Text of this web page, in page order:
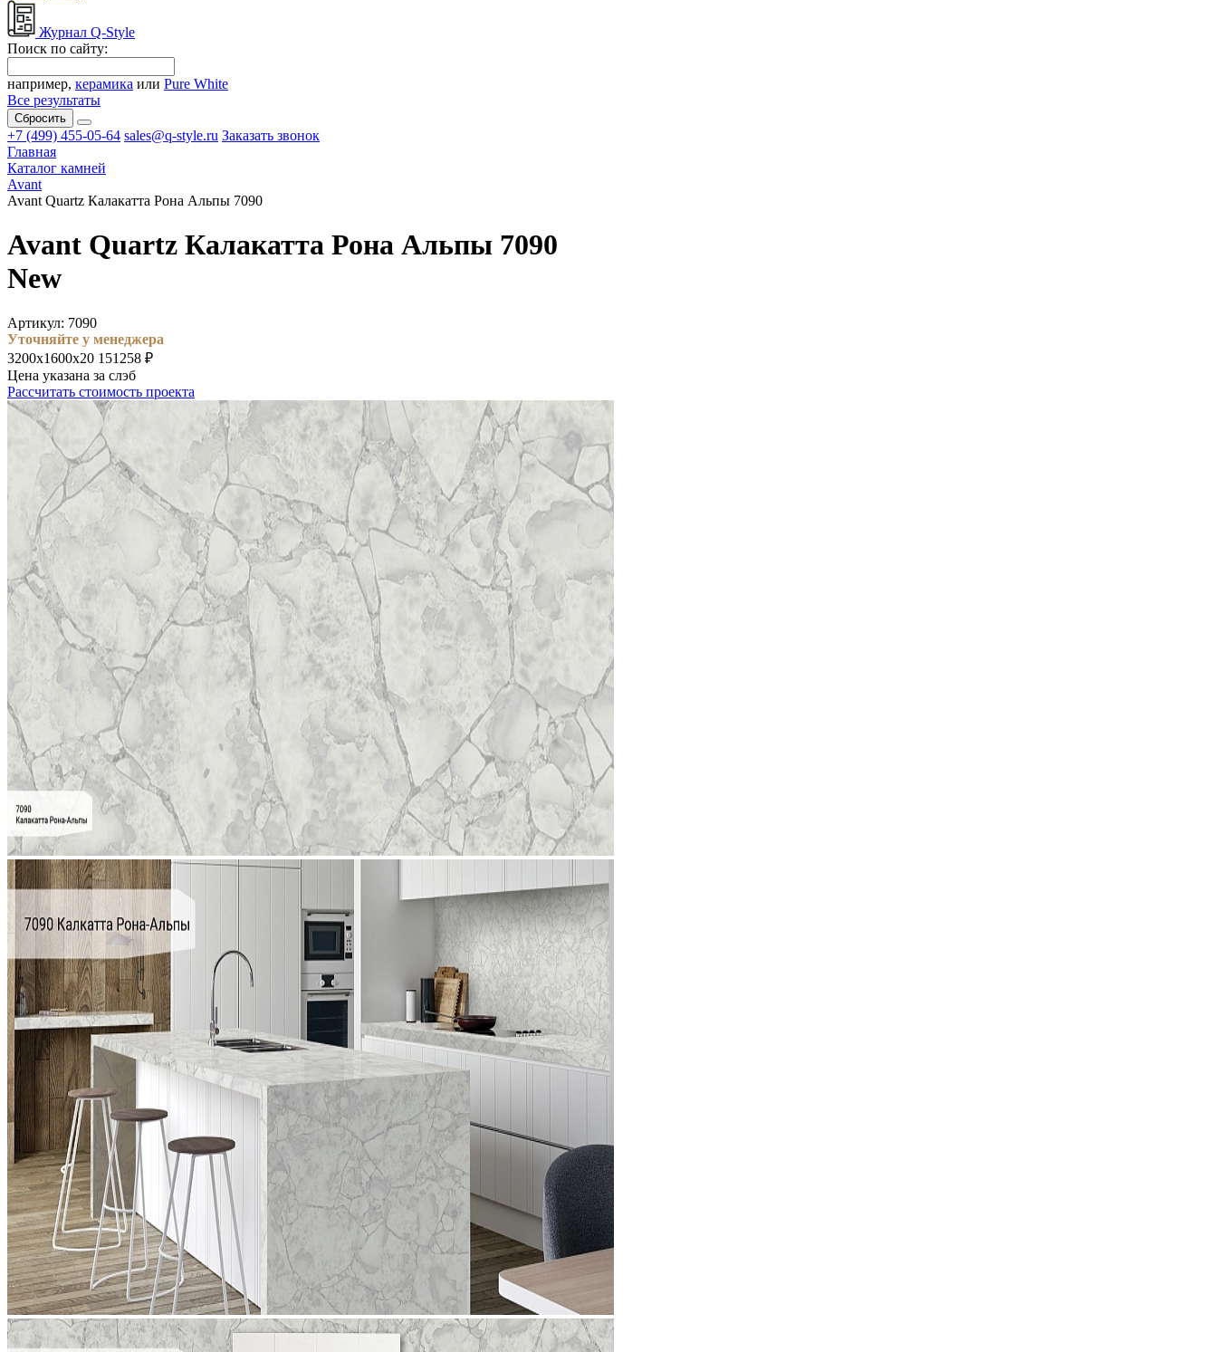
Журнал Q-Style
Поиск по сайту:
например, керамика или Pure White
Все результаты
Сбросить
+7 (499) 455-05-64 sales@q-style.ru Заказать звонок
Главная
Каталог камней
Avant
Avant Quartz Калакатта Рона Альпы 7090
Avant Quartz Калакатта Рона Альпы 7090
New
Артикул: 7090
Уточняйте у менеджера
3200х1600х20 151258 ₽
Цена указана за слэб
Рассчитать стоимость проекта